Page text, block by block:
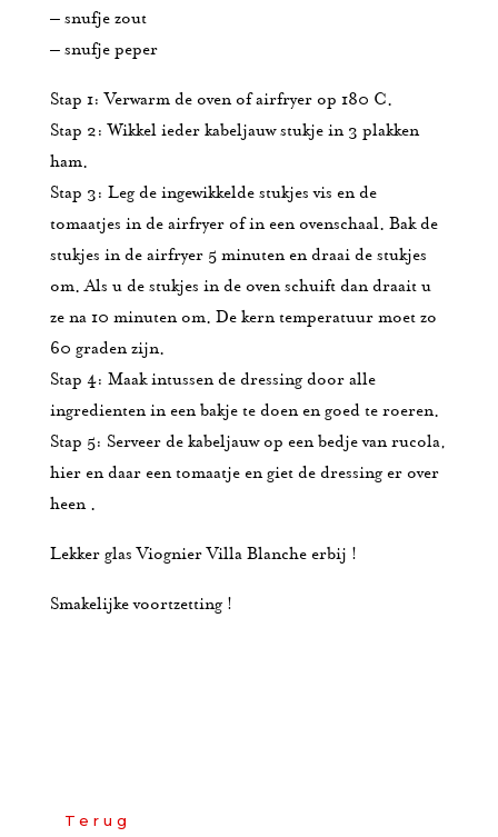
– snufje zout
– snufje peper
Stap 1: Verwarm de oven of airfryer op 180 C.
Stap 2: Wikkel ieder kabeljauw stukje in 3 plakken
ham.
Stap 3: Leg de ingewikkelde stukjes vis en de
tomaatjes in de airfryer of in een ovenschaal. Bak de
stukjes in de airfryer 5 minuten en draai de stukjes
om. Als u de stukjes in de oven schuift dan draait u
ze na 10 minuten om. De kern temperatuur moet zo
60 graden zijn.
Stap 4: Maak intussen de dressing door alle
ingredienten in een bakje te doen en goed te roeren.
Stap 5: Serveer de kabeljauw op een bedje van rucola,
hier en daar een tomaatje en giet de dressing er over
heen .
Lekker glas Viognier Villa Blanche erbij !
Smakelijke voortzetting !
Terug